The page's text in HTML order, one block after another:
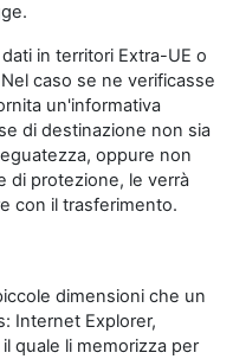
in territori Extra-UE o
caso se ne verificasse
un'informativa
di destinazione non sia
oppure non
di protezione, le verrà
con il trasferimento.
dimensioni che un
Internet Explorer,
quale li memorizza per